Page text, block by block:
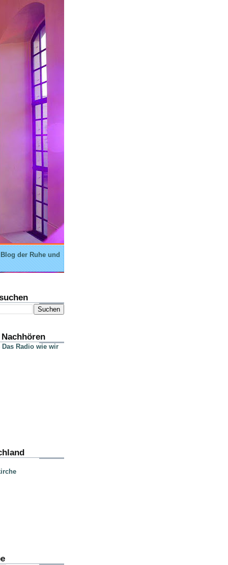
der Ruhe und
Das Radio wie wir